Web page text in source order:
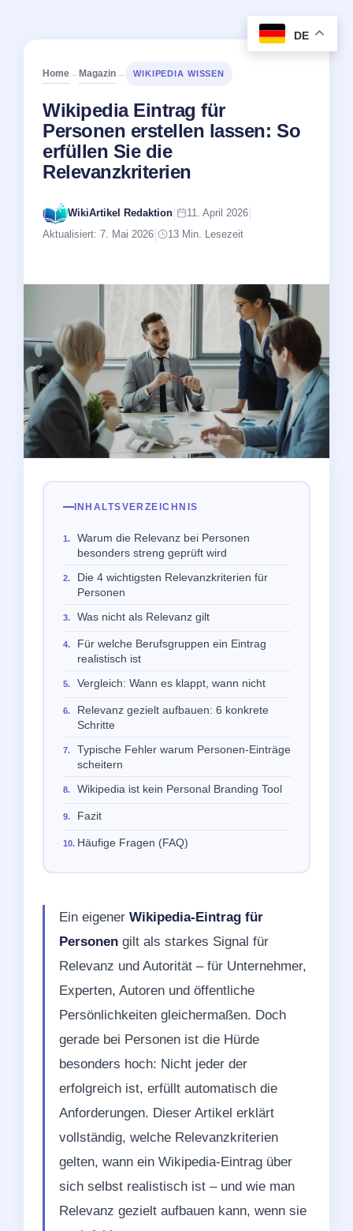
Home→ Magazin→ WIKIPEDIA WISSEN
Wikipedia Eintrag für
Personen erstellen lassen: So
erfüllen Sie die
Relevanzkriterien
WikiArtikel Redaktion| 11. April 2026|
Aktualisiert: 7. Mai 2026 13 Min. Lesezeit
INHALTSVERZEICHNIS
Warum die Relevanz bei Personen
besonders streng geprüft wird
Die 4 wichtigsten Relevanzkriterien für
Personen
Was nicht als Relevanz gilt
Für welche Berufsgruppen ein Eintrag
realistisch ist
Vergleich: Wann es klappt, wann nicht
Relevanz gezielt aufbauen: 6 konkrete
Schritte
Typische Fehler warum Personen-Einträge
scheitern
Wikipedia ist kein Personal Branding Tool
Fazit
Häufige Fragen (FAQ)
Ein eigener Wikipedia-Eintrag für
Personen gilt als starkes Signal für
Relevanz und Autorität – für Unternehmer,
Experten, Autoren und öffentliche
Persönlichkeiten gleichermaßen. Doch
gerade bei Personen ist die Hürde
besonders hoch: Nicht jeder der
erfolgreich ist, erfüllt automatisch die
Anforderungen. Dieser Artikel erklärt
vollständig, welche Relevanzkriterien
gelten, wann ein Wikipedia-Eintrag über
sich selbst realistisch ist – und wie man
Relevanz gezielt aufbauen kann, wenn sie
DE